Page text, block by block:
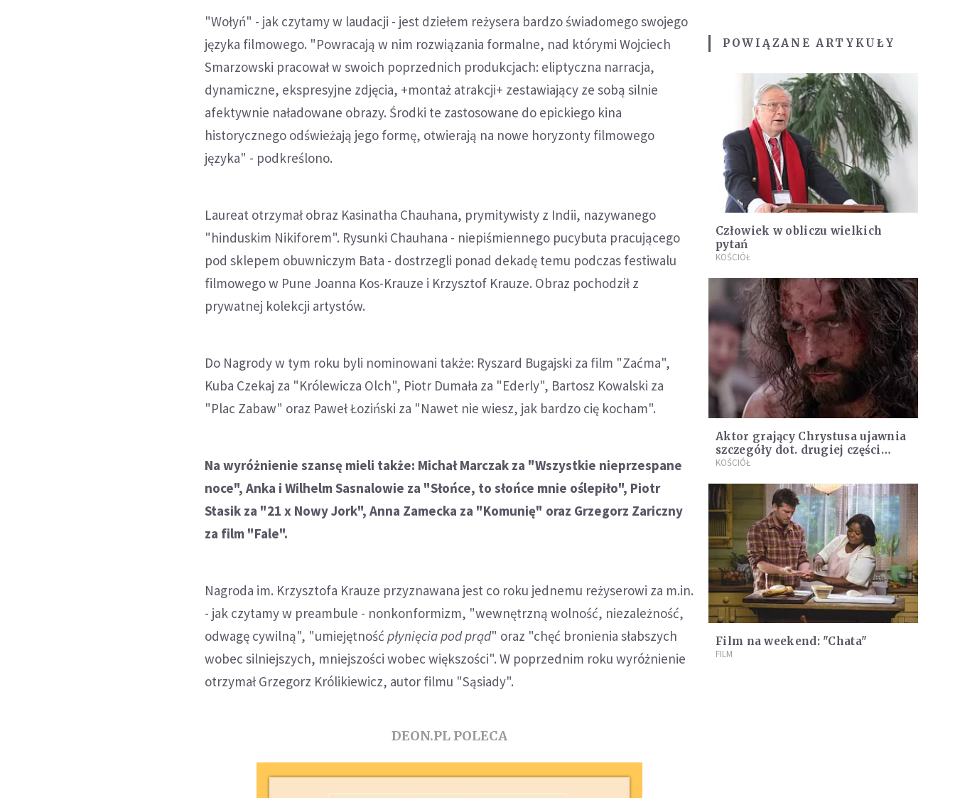
"Wołyń" - jak czytamy w laudacji - jest dziełem reżysera bardzo świadomego swojego
języka filmowego. "Powracają w nim rozwiązania formalne, nad którymi Wojciech
Smarzowski pracował w swoich poprzednich produkcjach: eliptyczna narracja,
dynamiczne, ekspresyjne zdjęcia, +montaż atrakcji+ zestawiający ze sobą silnie
afektywnie naładowane obrazy. Środki te zastosowane do epickiego kina
historycznego odświeżają jego formę, otwierają na nowe horyzonty filmowego
języka" - podkreślono.
Laureat otrzymał obraz Kasinatha Chauhana, prymitywisty z Indii, nazywanego
"hinduskim Nikiforem". Rysunki Chauhana - niepiśmiennego pucybuta pracującego
pod sklepem obuwniczym Bata - dostrzegli ponad dekadę temu podczas festiwalu
filmowego w Pune Joanna Kos-Krauze i Krzysztof Krauze. Obraz pochodził z
prywatnej kolekcji artystów.
Do Nagrody w tym roku byli nominowani także: Ryszard Bugajski za film "Zaćma",
Kuba Czekaj za "Królewicza Olch", Piotr Dumała za "Ederly", Bartosz Kowalski za
"Plac Zabaw" oraz Paweł Łoziński za "Nawet nie wiesz, jak bardzo cię kocham".
Na wyróżnienie szansę mieli także: Michał Marczak za "Wszystkie nieprzespane
noce", Anka i Wilhelm Sasnalowie za "Słońce, to słońce mnie oślepiło", Piotr
Stasik za "21 x Nowy Jork", Anna Zamecka za "Komunię" oraz Grzegorz Zariczny
za film "Fale".
Nagroda im. Krzysztofa Krauze przyznawana jest co roku jednemu reżyserowi za m.in.
- jak czytamy w preambule - nonkonformizm, "wewnętrzną wolność, niezależność,
odwagę cywilną", "umiejętnośćpłynięcia pod prąd" oraz "chęć bronienia słabszych
wobec silniejszych, mniejszości wobec większości". W poprzednim roku wyróżnienie
otrzymał Grzegorz Królikiewicz, autor filmu "Sąsiady".
DEON.PL POLECA
POWIĄZANE ARTYKUŁY
Człowiek w obliczu wielkich
pytań
KOŚCIÓŁ
Aktor grający Chrystusa ujawnia
szczegóły dot. drugiej części
"Pasji"
KOŚCIÓŁ
Film na weekend: "Chata"
FILM